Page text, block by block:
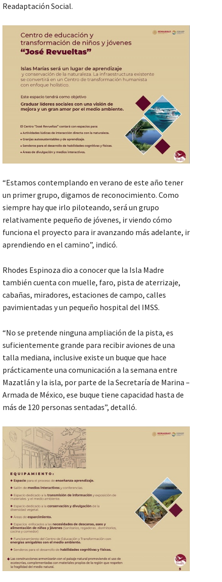
Readaptación Social.
“Estamos contemplando en verano de este año tener
un primer grupo, digamos de reconocimiento. Como
siempre hay que irlo piloteando, será un grupo
relativamente pequeño de jóvenes, ir viendo cómo
funciona el proyecto para ir avanzando más adelante, ir
aprendiendo en el camino”, indicó.
Rhodes Espinoza dio a conocer que la Isla Madre
también cuenta con muelle, faro, pista de aterrizaje,
cabañas, miradores, estaciones de campo, calles
pavimientadas y un pequeño hospital del IMSS.
“No se pretende ninguna ampliación de la pista, es
suficientemente grande para recibir aviones de una
talla mediana, inclusive existe un buque que hace
prácticamente una comunicación a la semana entre
Mazatlán y la isla, por parte de la Secretaría de Marina –
Armada de México, ese buque tiene capacidad hasta de
más de 120 personas sentadas”, detalló.